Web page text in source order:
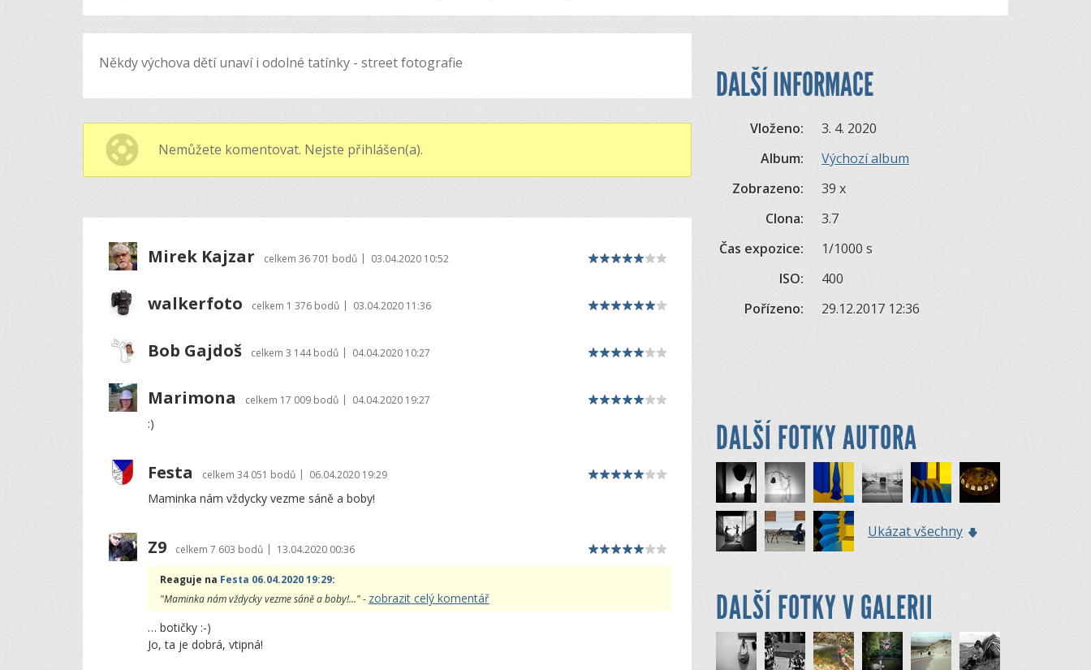
Někdy výchova dětí unaví i odolné tatínky - street fotografie
Nemůžete komentovat. Nejste přihlášen(a).
Mirek Kajzar celkem 36 701 bodů | 03.04.2020 10:52
walkerfoto celkem 1 376 bodů | 03.04.2020 11:36
Bob Gajdoš celkem 3 144 bodů | 04.04.2020 10:27
Marimona celkem 17 009 bodů | 04.04.2020 19:27
:)
Festa celkem 34 051 bodů | 06.04.2020 19:29
Maminka nám vždycky vezme sáně a boby!
Z9 celkem 7 603 bodů | 13.04.2020 00:36
Reaguje na Festa 06.04.2020 19:29:
"Maminka nám vždycky vezme sáně a boby!..." - zobrazit celý komentář
… botičky :-)
Jo, ta je dobrá, vtipná!
DALŠÍ INFORMACE
Vloženo:
3. 4. 2020
Album:
Výchozí album
Zobrazeno:
39 x
Clona:
3.7
Čas expozice:
1/1000 s
ISO:
400
Pořízeno:
29.12.2017 12:36
DALŠÍ FOTKY AUTORA
Ukázat všechny
DALŠÍ FOTKY V GALERII